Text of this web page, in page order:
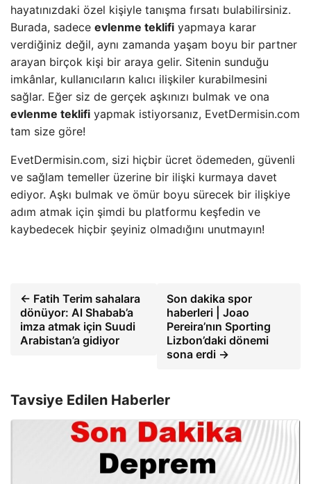
hayatınızdaki özel kişiyle tanışma fırsatı bulabilirsiniz.
Burada, sadece evlenme teklifi yapmaya karar
verdiğiniz değil, aynı zamanda yaşam boyu bir partner
arayan birçok kişi bir araya gelir. Sitenin sunduğu
imkânlar, kullanıcıların kalıcı ilişkiler kurabilmesini
sağlar. Eğer siz de gerçek aşkınızı bulmak ve ona
evlenme teklifi yapmak istiyorsanız, EvetDermisin.com
tam size göre!
EvetDermisin.com, sizi hiçbir ücret ödemeden, güvenli
ve sağlam temeller üzerine bir ilişki kurmaya davet
ediyor. Aşkı bulmak ve ömür boyu sürecek bir ilişkiye
adım atmak için şimdi bu platformu keşfedin ve
kaybedecek hiçbir şeyiniz olmadığını unutmayın!
← Fatih Terim sahalara
dönüyor: Al Shabab’a
imza atmak için Suudi
Arabistan’a gidiyor
Son dakika spor
haberleri | Joao
Pereira’nın Sporting
Lizbon’daki dönemi
sona erdi →
Tavsiye Edilen Haberler